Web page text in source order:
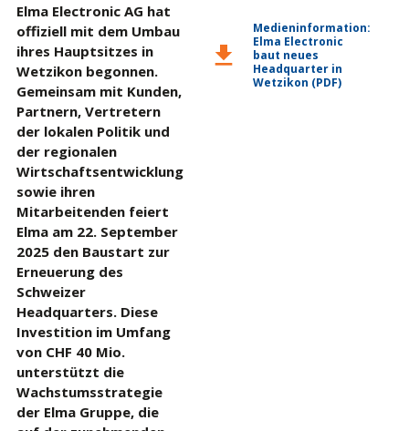
Elma Electronic AG hat
offiziell mit dem Umbau
ihres Hauptsitzes in
Wetzikon begonnen.
Gemeinsam mit Kunden,
Partnern, Vertretern
der lokalen Politik und
der regionalen
Wirtschaftsentwicklung
sowie ihren
Mitarbeitenden feiert
Elma am 22. September
2025 den Baustart zur
Erneuerung des
Schweizer
Headquarters. Diese
Investition im Umfang
von CHF 40 Mio.
unterstützt die
Wachstumsstrategie
der Elma Gruppe, die
download
Medieninformation:
Elma Electronic
baut neues
Headquarter in
Wetzikon (PDF)